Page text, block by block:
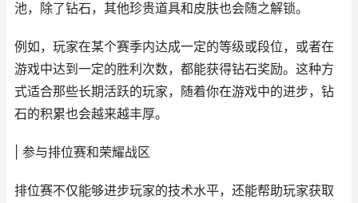
池，除了钻石，其他珍贵道具和皮肤也会随之解锁。
例如，玩家在某个赛季内达成一定的等级或段位，或者在
游戏中达到一定的胜利次数，都能获得钻石奖励。这种方
式适合那些长期活跃的玩家，随着你在游戏中的进步，钻
石的积累也会越来越丰厚。
| 参与排位赛和荣耀战区
排位赛不仅能够进步玩家的技术水平，还能帮助玩家获取